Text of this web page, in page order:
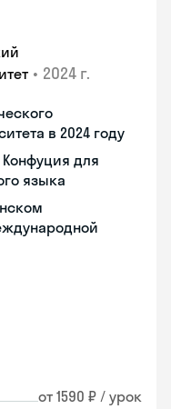
• 2024 г.
в 2024 году
Конфуция для
языка
от 1590 ₽ / урок